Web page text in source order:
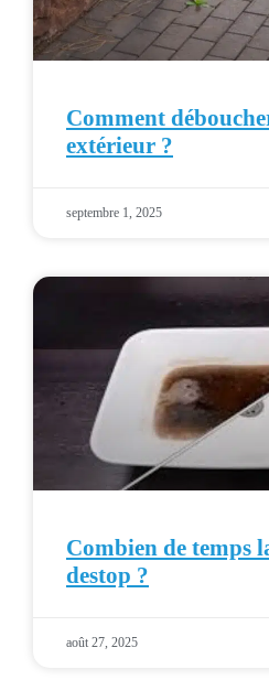
Comment
extérieur ?
septembre 1, 2025
Combien de temps
destop ?
août 27, 2025